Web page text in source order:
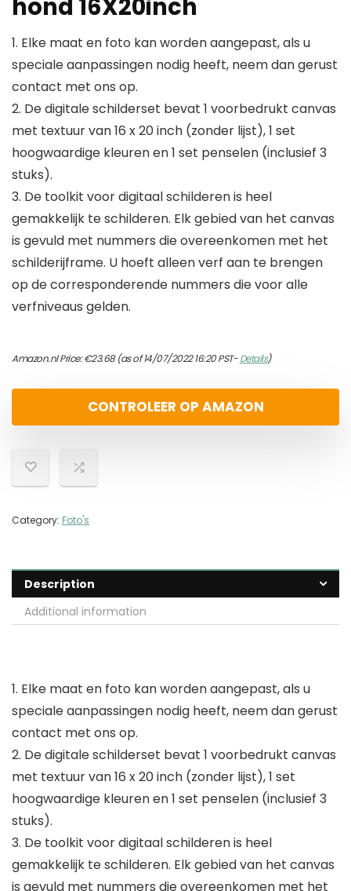
hond 16X20inch
1. Elke maat en foto kan worden aangepast, als u
speciale aanpassingen nodig heeft, neem dan gerust
contact met ons op.
2. De digitale schilderset bevat 1 voorbedrukt canvas
met textuur van 16 x 20 inch (zonder lijst), 1 set
hoogwaardige kleuren en 1 set penselen (inclusief 3
stuks).
3. De toolkit voor digitaal schilderen is heel
gemakkelijk te schilderen. Elk gebied van het canvas
is gevuld met nummers die overeenkomen met het
schilderijframe. U hoeft alleen verf aan te brengen
op de corresponderende nummers die voor alle
verfniveaus gelden.
Amazon.nl Price:€23.68(as of 14/07/2022 16:20 PST-Details)
CONTROLEER OP AMAZON
Category: Foto's
Description
Additional information
1. Elke maat en foto kan worden aangepast, als u
speciale aanpassingen nodig heeft, neem dan gerust
contact met ons op.
2. De digitale schilderset bevat 1 voorbedrukt canvas
met textuur van 16 x 20 inch (zonder lijst), 1 set
hoogwaardige kleuren en 1 set penselen (inclusief 3
stuks).
3. De toolkit voor digitaal schilderen is heel
gemakkelijk te schilderen. Elk gebied van het canvas
is gevuld met nummers die overeenkomen met het